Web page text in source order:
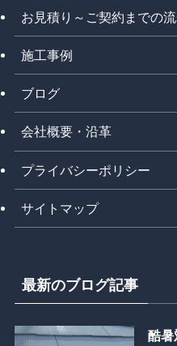
お見積り～ご契約までの
施工事例
ブログ
会社概要・沿革
プライバシーポリシー
サイトマップ
最新のブログ記事
酷暑